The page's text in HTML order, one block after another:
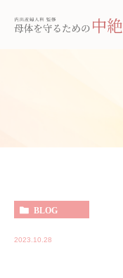
BLOG
2023.10.28